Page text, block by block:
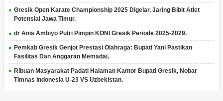
Gresik Open Karate Championship 2025 Digelar, Jaring Bibit Atlet
Potensial Jawa Timur.
dr Anis Ambiyo Putri Pimpin KONI Gresik Periode 2025-2029.
Pemkab Gresik Genjot Prestasi Olahraga: Bupati Yani Pastikan
Fasilitas Dan Anggaran Memadai.
Ribuan Masyarakat Padati Halaman Kantor Bupati Gresik, Nobar
Timnas Indonesia U-23 VS Uzbekistan.